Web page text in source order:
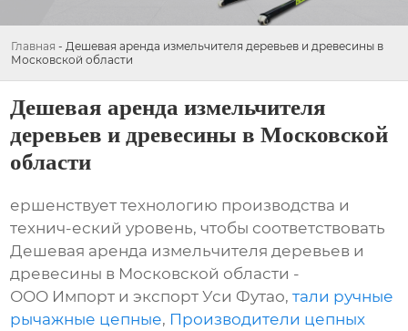
Главная - Дешевая аренда измельчителя деревьев и древесины в
Московской области
Дешевая аренда измельчителя
деревьев и древесины в Московской
области
ершенствует технологию производства и
технич-еский уровень, чтобы соответствовать
Дешевая аренда измельчителя деревьев и
древесины в Московской области -
ООО Импорт и экспорт Уси Футао,тали ручные
рычажные цепные, Производители цепных